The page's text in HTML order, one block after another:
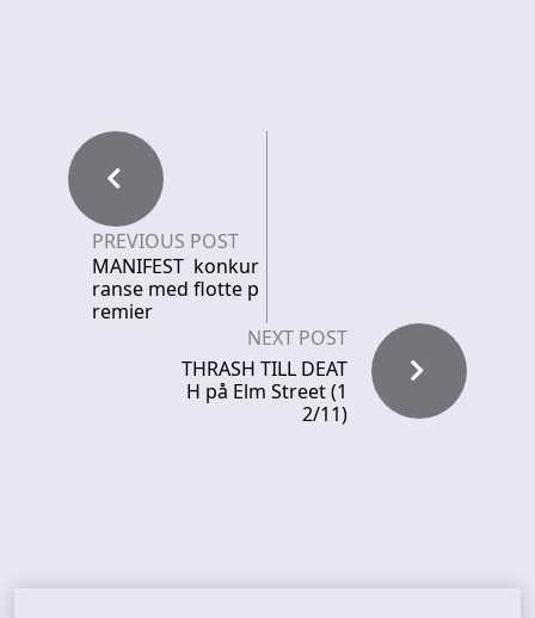
PREVIOUS POST
MANIFEST konkur
ranse med flotte p
remier
NEXT POST
THRASH TILL DEAT
H på Elm Street (1
2/11)